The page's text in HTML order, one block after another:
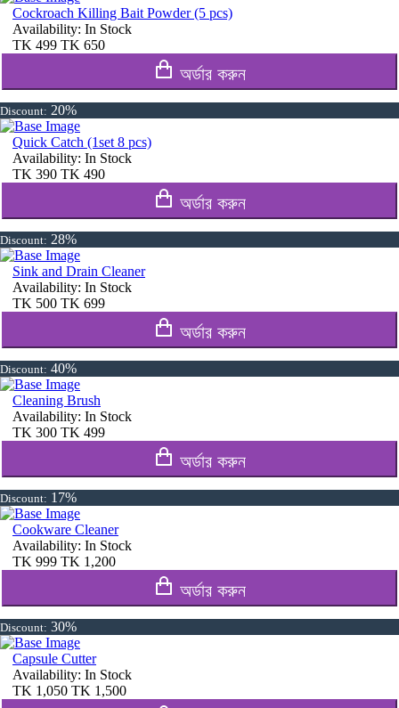
Cockroach Killing Bait Powder (5 pcs)
Availability: In Stock
TK 499 TK 650
অর্ডার করুন
Discount: 20%
Quick Catch (1set 8 pcs)
Availability: In Stock
TK 390 TK 490
অর্ডার করুন
Discount: 28%
Sink and Drain Cleaner
Availability: In Stock
TK 500 TK 699
অর্ডার করুন
Discount: 40%
Cleaning Brush
Availability: In Stock
TK 300 TK 499
অর্ডার করুন
Discount: 17%
Cookware Cleaner
Availability: In Stock
TK 999 TK 1,200
অর্ডার করুন
Discount: 30%
Capsule Cutter
Availability: In Stock
TK 1,050 TK 1,500